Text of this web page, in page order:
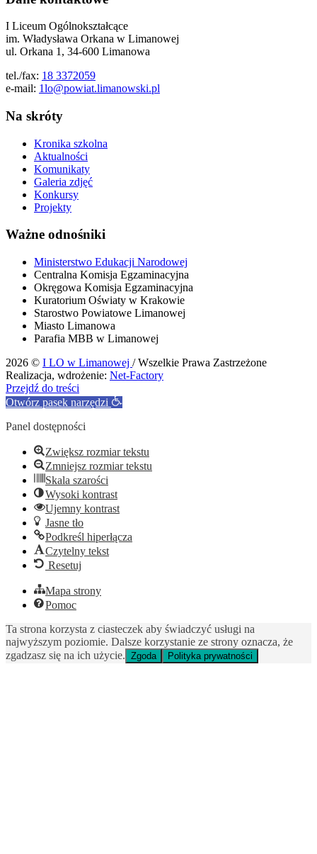
I Liceum Ogólnokształcące
im. Władysława Orkana w Limanowej
ul. Orkana 1, 34-600 Limanowa
tel./fax: 18 3372059
e-mail: 1lo@powiat.limanowski.pl
Na skróty
Kronika szkolna
Aktualności
Komunikaty
Galeria zdjęć
Konkursy
Projekty
Ważne odnośniki
Ministerstwo Edukacji Narodowej
Centralna Komisja Egzaminacyjna
Okręgowa Komisja Egzaminacyjna
Kuratorium Oświaty w Krakowie
Starostwo Powiatowe Limanowej
Miasto Limanowa
Parafia MBB w Limanowej
2026 © I LO w Limanowej / Wszelkie Prawa Zastrzeżone
Realizacja, wdrożenie: Net-Factory
Przejdź do treści
Otwórz pasek narzędzi
Panel dostępności
Zwiększ rozmiar tekstu
Zmniejsz rozmiar tekstu
Skala szarości
Wysoki kontrast
Ujemny kontrast
Jasne tło
Podkreśl hiperłącza
Czytelny tekst
Resetuj
Mapa strony
Pomoc
Ta strona korzysta z ciasteczek aby świadczyć usługi na
najwyższym poziomie. Dalsze korzystanie ze strony oznacza, że
zgadzasz się na ich użycie. Zgoda Polityka prywatności